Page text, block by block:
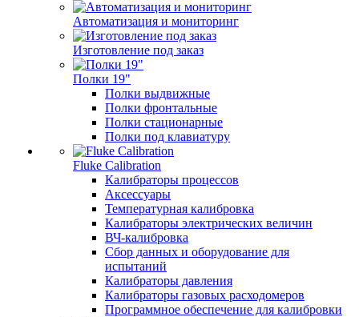
Автоматизация и мониторинг
Изготовление под заказ
Полки 19"
Полки выдвижные
Полки фронтальные
Полки стационарные
Полки под клавиатуру
Fluke Calibration
Калибраторы процессов
Аксессуары
Температурная калибровка
Калибраторы электрических величин
ВЧ-калибровка
Сбор данных и оборудование для
испытаний
Калибраторы давления
Калибраторы газовых расходомеров
Программное обеспечение для калибровки